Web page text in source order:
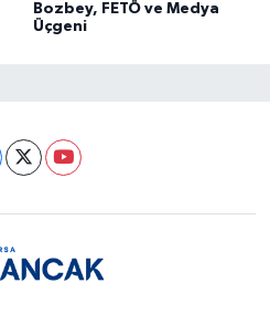
Bozbey, FETÖ ve Medya
Üçgeni